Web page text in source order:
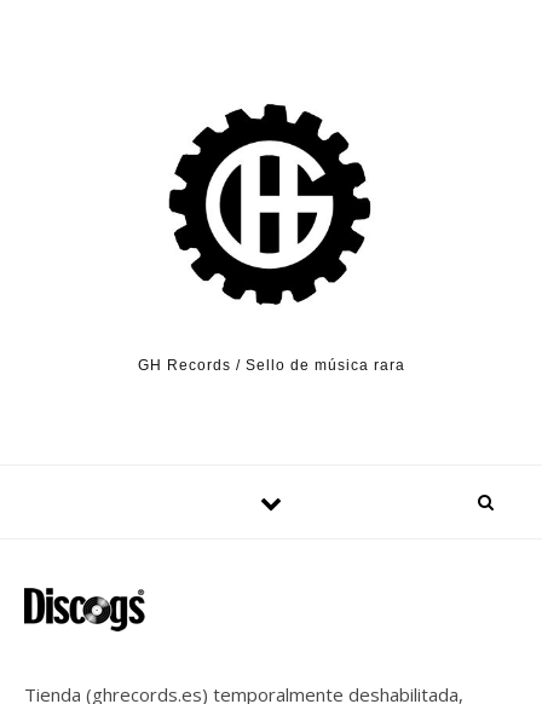
GH Records / Sello de música rara
Tienda (ghrecords.es) temporalmente deshabilitada,